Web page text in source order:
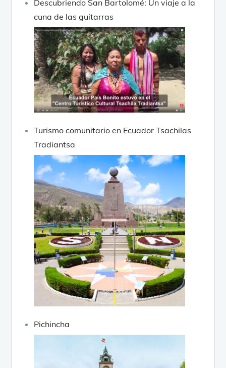
Descubriendo San Bartolomé: Un viaje a la
cuna de las guitarras
Turismo comunitario en Ecuador Tsachilas
Tradiantsa
Pichincha